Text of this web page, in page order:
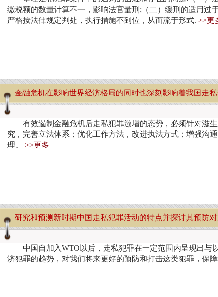
缴税额的数量计算不一，影响法官量刑;（二）缓刑的适用过
严格按法律规定判处，执行措施不到位，从而流于形式. >>更
金融危机在影响世界经济格局的同时也深刻影响着我国走
有效遏制金融危机后走私犯罪激增的态势，必须针对滋
究，完善立法体系；优化工作方法，改进执法方式；增强沟
理。 >>更多
研究和预测新时期中国走私犯罪活动的特点并探讨其预防
中国自加入WTO以后，走私犯罪在一定范围内呈现出
济犯罪的趋势，对我们将来更好的预防和打击这类犯罪，保